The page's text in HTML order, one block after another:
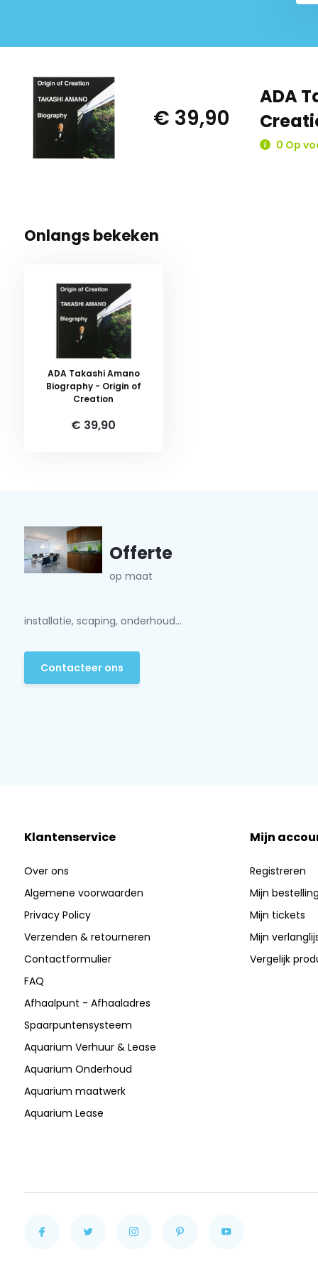
€ 39,90
ADA
0 Op
Onlangs bekeken
ADA Takashi Amano
Biography - Origin of
Creation
€ 39,90
Offerte
op maat
installatie, scaping, onderhoud...
Contacteer ons
Klantenservice
Over ons
Algemene voorwaarden
Privacy Policy
Verzenden & retourneren
Contactformulier
FAQ
Afhaalpunt - Afhaaladres
Spaarpuntensysteem
Aquarium Verhuur & Lease
Aquarium Onderhoud
Aquarium maatwerk
Aquarium Lease
Mijn
Registreren
Mijn
Mijn tickets
Mijn
Vergelijk